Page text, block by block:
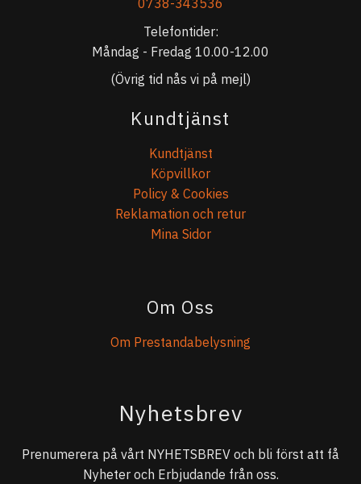
0738-343536
Telefontider:
Måndag - Fredag 10.00-12.00
(Övrig tid nås vi på mejl)
Kundtjänst
Kundtjänst
Köpvillkor
Policy & Cookies
Reklamation och retur
Mina Sidor
Om Oss
Om Prestandabelysning
Nyhetsbrev
Prenumerera på vårt NYHETSBREV och bli först att få
Nyheter och Erbjudande från oss.